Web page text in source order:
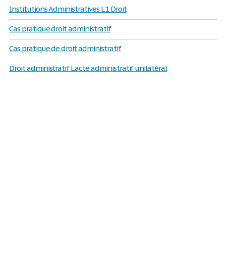
Institutions Administratives L1 Droit
Cas pratique droit administratif
Cas pratique de droit administratif
Droit administratif Lacte administratif unilatéral